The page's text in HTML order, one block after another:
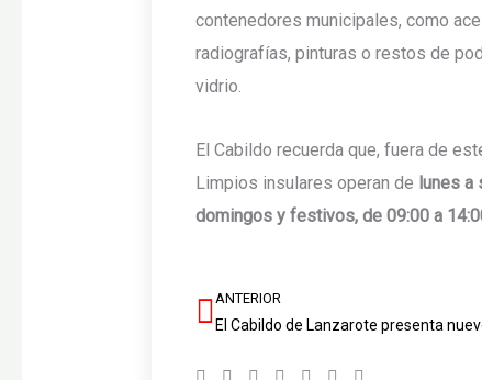
contenedores municipales, como
radiografías, pinturas o restos de
vidrio.
El Cabildo recuerda que, fuera de
Limpios insulares operan de lunes a
domingos y festivos, de 09:00 a
Ant
ANTERIOR